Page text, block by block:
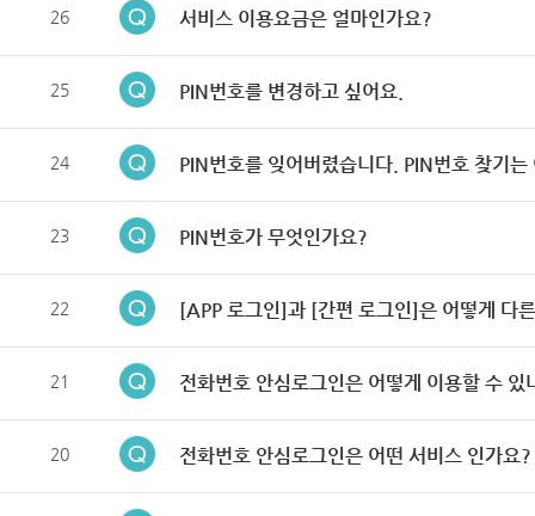
26 서비스 이용요금은 얼마인가요?
25 PIN번호를 변경하고 싶어요.
24 PIN번호를 잊어버렸습니다. PIN번호 찾기는
23 PIN번호가 무엇인가요?
22 [APP 로그인]과 [간편 로그인]은 어떻게 다
21 전화번호 안심로그인은 어떻게 이용할 수 있
20 전화번호 안심로그인은 어떤 서비스 인가요?